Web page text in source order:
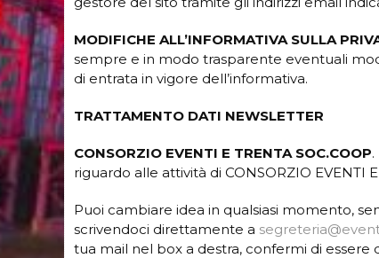
MODIFICHE ALL’INFORMATIVA SULLA
sempre e in modo trasparente eventuali
di entrata in vigore dell’informativa.
TRATTAMENTO DATI NEWSLETTER
CONSORZIO EVENTI E TRENTA SOC.COOP
riguardo alle attività di CONSORZIO EVENTI
Puoi cambiare idea in qualsiasi momento,
scrivendoci direttamente a
tua mail nel box a destra, confermi di essere